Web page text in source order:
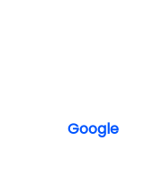
Google